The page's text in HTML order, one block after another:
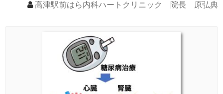
高津駅前はら内科ハートクリニック 院長 原弘典